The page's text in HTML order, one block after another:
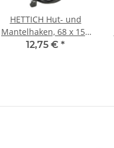
HETTICH Hut- und
Mantelhaken, 68 x 155
x 80 mm,
12,75 € *